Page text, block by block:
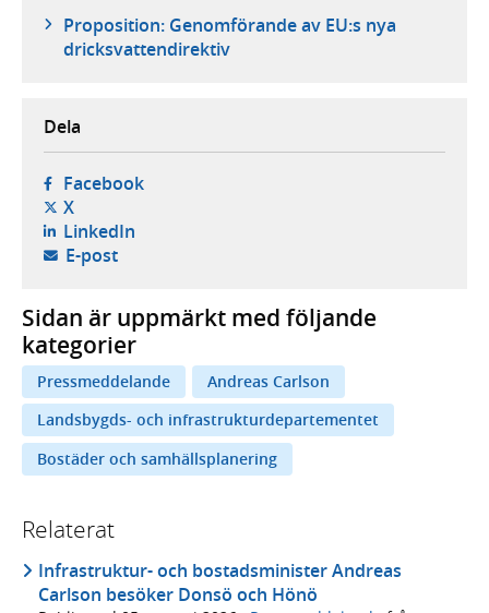
Proposition: Genomförande av EU:s nya
dricksvattendirektiv
Dela
Facebook- öppnas i ny flik, extern webbplats,
X- öppnas i ny flik, extern webbplats,
LinkedIn- öppnas i ny flik, extern webbplats,
E-post- öppnar din e-postklient,
Sidan är uppmärkt med följande
kategorier
Pressmeddelande
Andreas Carlson
Landsbygds- och infrastrukturdepartementet
Bostäder och samhällsplanering
Relaterat
Infrastruktur- och bostadsminister Andreas
Carlson besöker Donsö och Hönö